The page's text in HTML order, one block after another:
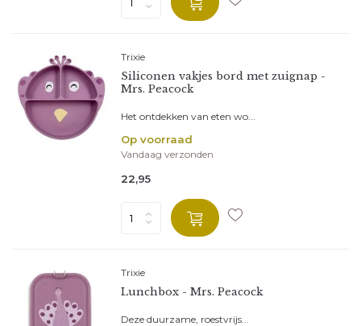
Trixie
Siliconen vakjes bord met zuignap -
Mrs. Peacock
Het ontdekken van eten wo...
Op voorraad
Vandaag verzonden
22,95
Trixie
Lunchbox - Mrs. Peacock
Deze duurzame, roestvrijs...